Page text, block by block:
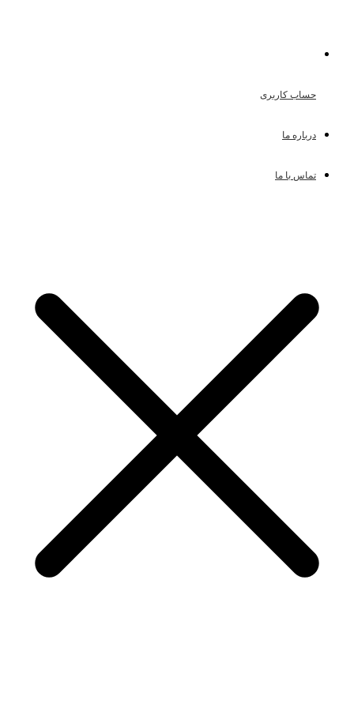
حساب کاربری
درباره ما
تماس با ما